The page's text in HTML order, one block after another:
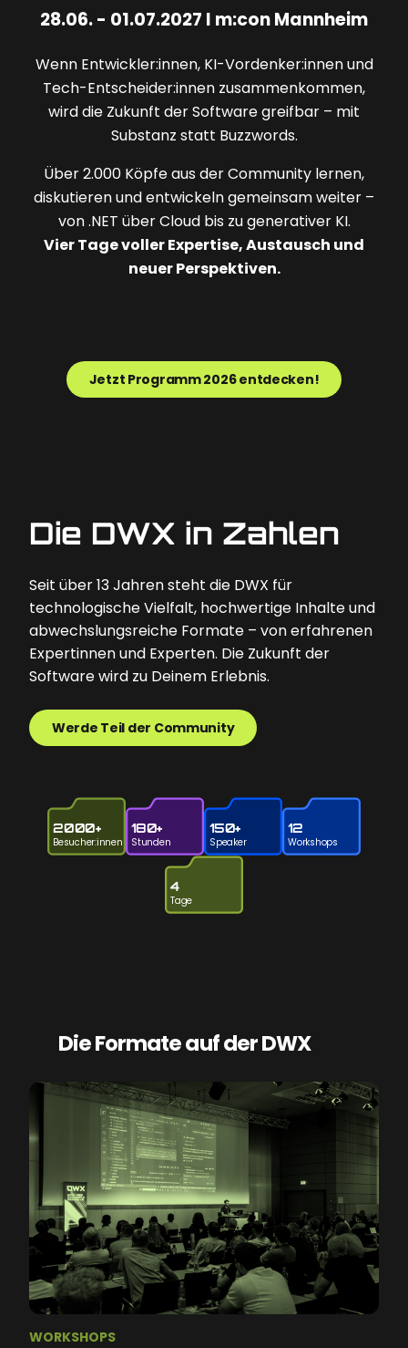
28.06. - 01.07.2027 I m:con Mannheim
Wenn Entwickler:innen, KI-Vordenker:innen und
Tech-Entscheider:innen zusammenkommen,
wird die Zukunft der Software greifbar – mit
Substanz statt Buzzwords.
Über 2.000 Köpfe aus der Community lernen,
diskutieren und entwickeln gemeinsam weiter –
von .NET über Cloud bis zu generativer KI.
Vier Tage voller Expertise, Austausch und
neuer Perspektiven.
Jetzt Programm 2026 entdecken!
Die DWX in Zahlen
Seit über 13 Jahren steht die DWX für
technologische Vielfalt, hochwertige Inhalte und
abwechslungsreiche Formate – von erfahrenen
Expertinnen und Experten. Die Zukunft der
Software wird zu Deinem Erlebnis.
Werde Teil der Community
2000+
Besucher:innen
180+
Stunden
150+
Speaker
12
Workshops
4
Tage
Die Formate auf der DWX
WORKSHOPS